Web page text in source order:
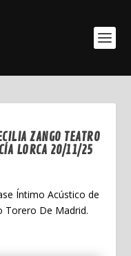
ZANGO TEATRO
LORCA 20/11/25
Íntimo Acústico de
Torero De Madrid.